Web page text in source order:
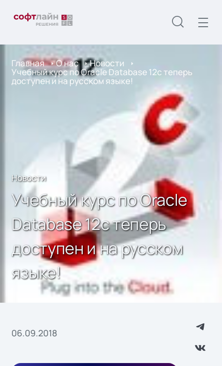
Главная О нас Новости
Учебный курс по Oracle Database 12c теперь
доступен и на русском языке!
Новости
Учебный курс по Oracle
Database 12c теперь
доступен и на русском
языке!
06.09.2018